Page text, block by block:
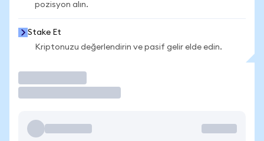
pozisyon alın.
Stake Et
Kriptonuzu değerlendirin ve pasif gelir elde edin.